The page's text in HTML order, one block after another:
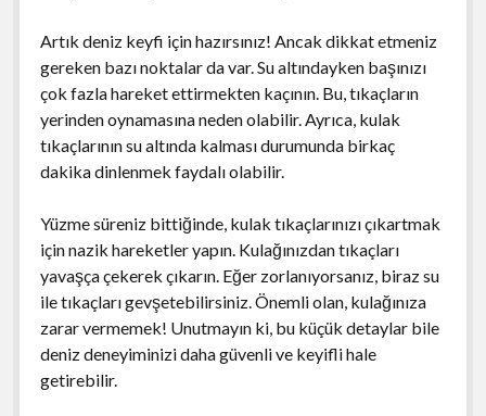
Artık deniz keyfi için hazırsınız! Ancak dikkat etmeniz
gereken bazı noktalar da var. Su altındayken başınızı
çok fazla hareket ettirmekten kaçının. Bu, tıkaçların
yerinden oynamasına neden olabilir. Ayrıca, kulak
tıkaçlarının su altında kalması durumunda birkaç
dakika dinlenmek faydalı olabilir.
Yüzme süreniz bittiğinde, kulak tıkaçlarınızı çıkartmak
için nazik hareketler yapın. Kulağınızdan tıkaçları
yavaşça çekerek çıkarın. Eğer zorlanıyorsanız, biraz su
ile tıkaçları gevşetebilirsiniz. Önemli olan, kulağınıza
zarar vermemek! Unutmayın ki, bu küçük detaylar bile
deniz deneyiminizi daha güvenli ve keyifli hale
getirebilir.